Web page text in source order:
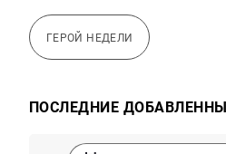
ГЕРОЙ НЕДЕЛИ
ПОСЛЕДНИЕ